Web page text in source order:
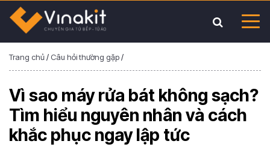
Trang chủ/ Câu hỏi thường gặp/
Vì sao máy rửa bát không sạch?
Tìm hiểu nguyên nhân và cách
khắc phục ngay lập tức